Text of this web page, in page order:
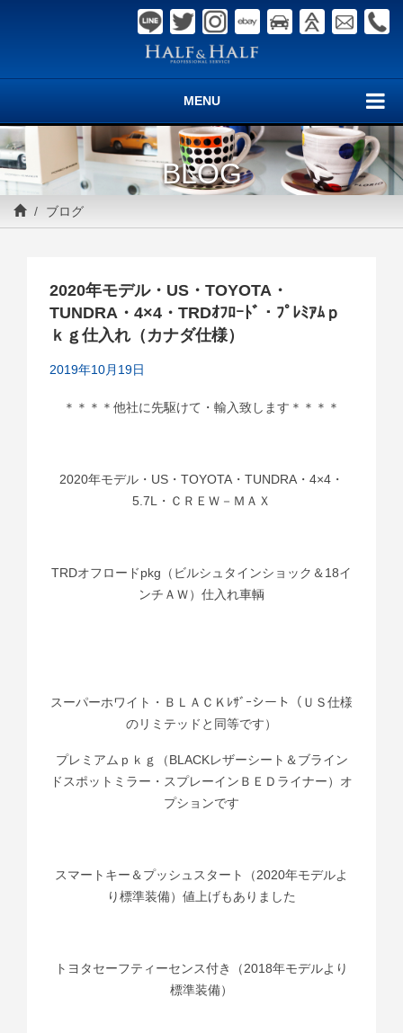
MENU
BLOG
ブログ
2020年モデル・US・TOYOTA・
TUNDRA・4×4・TRDｵﾌﾛｰﾄﾞ・ﾌﾟﾚﾐｱﾑｐ
ｋｇ仕入れ（カナダ仕様）
2019年10月19日
＊＊＊＊他社に先駆けて・輸入致します＊＊＊＊
2020年モデル・US・TOYOTA・TUNDRA・4×4・
5.7L・ＣＲＥＷ－ＭＡＸ
TRDオフロードpkg（ビルシュタインショック＆18イ
ンチＡＷ）仕入れ車輌
スーパーホワイト・ＢＬＡＣＫﾚｻﾞｰシート（ＵＳ仕様
のリミテッドと同等です）
プレミアムｐｋｇ（BLACKレザーシート＆ブライン
ドスポットミラー・スプレーインＢＥＤライナー）オ
プションです
スマートキー＆プッシュスタート（2020年モデルよ
り標準装備）値上げもありました
トヨタセーフティーセンス付き（2018年モデルより
標準装備）